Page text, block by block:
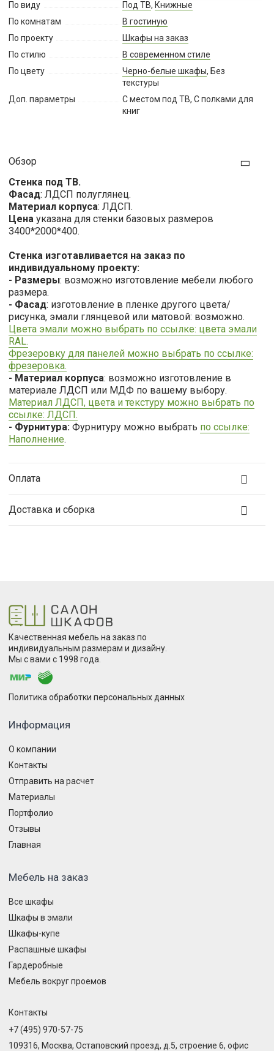
По виду Под ТВ, Книжные
По комнатам
В гостиную
По проекту
Шкафы на заказ
По стилю
В современном стиле
По цвету
Черно-белые шкафы, Без
текстуры
Доп. параметры
С местом под ТВ, С полками для
книг
Обзор
Стенка под ТВ.
Фасад: ЛДСП полуглянец.
Материал корпуса: ЛДСП.
Цена указана для стенки базовых размеров
3400*2000*400.
Стенка изготавливается на заказ по
индивидуальному проекту:
- Размеры: возможно изготовление мебели любого
размера.
- Фасад: изготовление в пленке другого цвета/
рисунка, эмали глянцевой или матовой: возможно.
Цвета эмали можно выбрать по ссылке: цвета эмали
RAL.
Фрезеровку для панелей можно выбрать по ссылке:
фрезеровка.
- Материал корпуса: возможно изготовление в
материале ЛДСП или МДФ по вашему выбору.
Материал ЛДСП, цвета и текстуру можно выбрать по
ссылке: ЛДСП.
- Фурнитура: Фурнитуру можно выбрать по ссылке:
Наполнение.
Оплата
Доставка и сборка
Качественная мебель на заказ по
индивидуальным размерам и дизайну.
Мы с вами с 1998 года.
Политика обработки персональных данных
Информация
О компании
Контакты
Отправить на расчет
Материалы
Портфолио
Отзывы
Главная
Мебель на заказ
Все шкафы
Шкафы в эмали
Шкафы-купе
Распашные шкафы
Гардеробные
Мебель вокруг проемов
Контакты
+7 (495) 970-57-75
109316, Москва, Остаповский проезд, д.5, строение 6, офис